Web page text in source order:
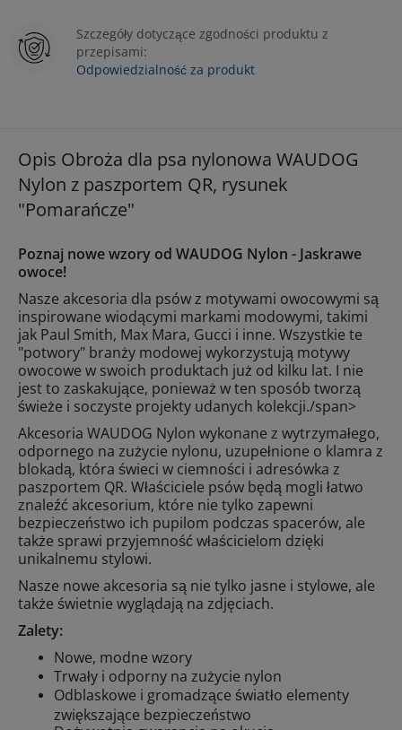
Szczegóły dotyczące zgodności produktu z
przepisami:
Odpowiedzialność za produkt
Opis Obroża dla psa nylonowa WAUDOG
Nylon z paszportem QR, rysunek
"Pomarańcze"
Poznaj nowe wzory od WAUDOG Nylon - Jaskrawe
owoce!
Nasze akcesoria dla psów z motywami owocowymi są
inspirowane wiodącymi markami modowymi, takimi
jak Paul Smith, Max Mara, Gucci i inne. Wszystkie te
"potwory" branży modowej wykorzystują motywy
owocowe w swoich produktach już od kilku lat. I nie
jest to zaskakujące, ponieważ w ten sposób tworzą
świeże i soczyste projekty udanych kolekcji./span>
Akcesoria WAUDOG Nylon wykonane z wytrzymałego,
odpornego na zużycie nylonu, uzupełnione o klamra z
blokadą, która świeci w ciemności i adresówka z
paszportem QR. Właściciele psów będą mogli łatwo
znaleźć akcesorium, które nie tylko zapewni
bezpieczeństwo ich pupilom podczas spacerów, ale
także sprawi przyjemność właścicielom dzięki
unikalnemu stylowi.
Nasze nowe akcesoria są nie tylko jasne i stylowe, ale
także świetnie wyglądają na zdjęciach.
Zalety:
Nowe, modne wzory
Trwały i odporny na zużycie nylon
Odblaskowe i gromadzące światło elementy
zwiększające bezpieczeństwo